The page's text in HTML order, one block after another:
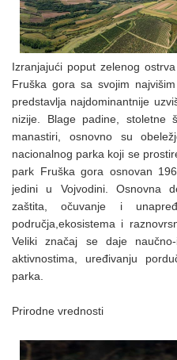
Izranjajući poput zelenog
Fruška gora sa svojim
predstavlja najdominantnije
nizije. Blage padine, stoletne
manastiri, osnovno su
nacionalnog parka koji se
park Fruška gora osnovan
jedini u Vojvodini. Osnovna
zaštita, očuvanje i
područja,ekosistema i
Veliki značaj se daje naučno-
aktivnostima, uređivanju
parka.
Prirodne vrednosti